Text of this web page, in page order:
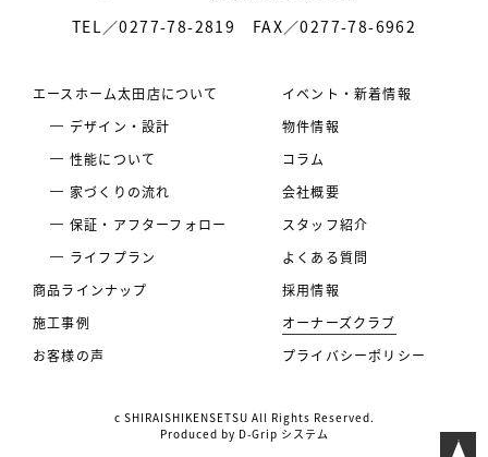
TEL／0277-78-2819 FAX／0277-78-6962
エースホーム太田店について
デザイン・設計
性能について
家づくりの流れ
保証・アフターフォロー
ライフプラン
商品ラインナップ
施工事例
お客様の声
イベント・新着情報
物件情報
コラム
会社概要
スタッフ紹介
よくある質問
採用情報
オーナーズクラブ
プライバシーポリシー
c SHIRAISHIKENSETSU All Rights Reserved.
Produced by D-Grip システム